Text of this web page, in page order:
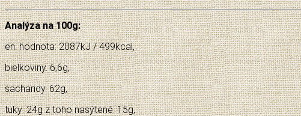
Analýza na 100g:
en. hodnota: 2087kJ / 499kcal,
bielkoviny. 6,6g,
sacharidy. 62g,
tuky: 24g z toho nasýtené: 15g,